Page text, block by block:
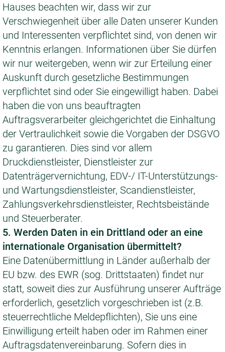
Hauses beachten wir, dass wir zur
Verschwiegenheit über alle Daten unserer Kunden
und Interessenten verpflichtet sind, von denen wir
Kenntnis erlangen. Informationen über Sie dürfen
wir nur weitergeben, wenn wir zur Erteilung einer
Auskunft durch gesetzliche Bestimmungen
verpflichtet sind oder Sie eingewilligt haben. Dabei
haben die von uns beauftragten
Auftragsverarbeiter gleichgerichtet die Einhaltung
der Vertraulichkeit sowie die Vorgaben der DSGVO
zu garantieren. Dies sind vor allem
Druckdienstleister, Dienstleister zur
Datenträgervernichtung, EDV-/ IT-Unterstützungs-
und Wartungsdienstleister, Scandienstleister,
Zahlungsverkehrsdienstleister, Rechtsbeistände
und Steuerberater.
5. Werden Daten in ein Drittland oder an eine
internationale Organisation übermittelt?
Eine Datenübermittlung in Länder außerhalb der
EU bzw. des EWR (sog. Drittstaaten) findet nur
statt, soweit dies zur Ausführung unserer Aufträge
erforderlich, gesetzlich vorgeschrieben ist (z.B.
steuerrechtliche Meldepflichten), Sie uns eine
Einwilligung erteilt haben oder im Rahmen einer
Auftragsdatenvereinbarung. Sofern dies in